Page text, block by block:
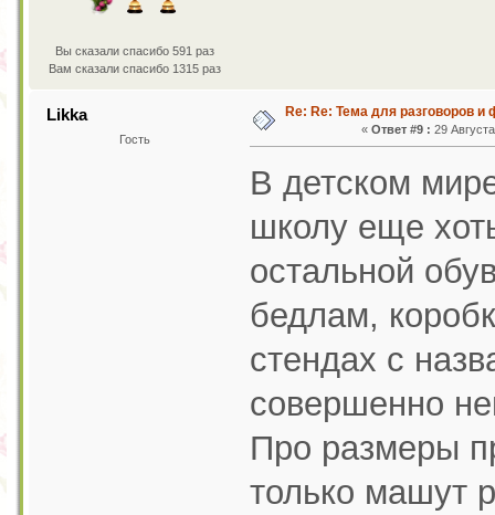
Вы сказали спасибо 591 раз
Вам сказали спасибо 1315 раз
Likka
Гость
Re: Re: Тема для разговоров и
« Ответ #9 : 29
В детском
школу еще
остальной
бедлам,
стендах с
совершенно
Про размеры
только машут